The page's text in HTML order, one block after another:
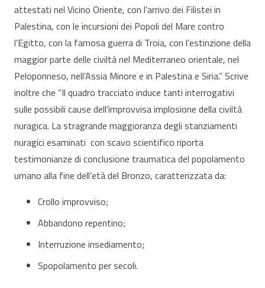
attestati nel Vicino Oriente, con l’arrivo dei Filistei in
Palestina, con le incursioni dei Popoli del Mare contro
l’Egitto, con la famosa guerra di Troia, con l’estinzione della
maggior parte delle civiltà nel Mediterraneo orientale, nel
Peloponneso, nell’Assia Minore e in Palestina e Siria.” Scrive
inoltre che “Il quadro tracciato induce tanti interrogativi
sulle possibili cause dell’improvvisa implosione della civiltà
nuragica. La stragrande maggioranza degli stanziamenti
nuragici esaminati con scavo scientifico riporta
testimonianze di conclusione traumatica del popolamento
umano alla fine dell’età del Bronzo, caratterizzata da:
Crollo improvviso;
Abbandono repentino;
Interruzione insediamento;
Spopolamento per secoli.